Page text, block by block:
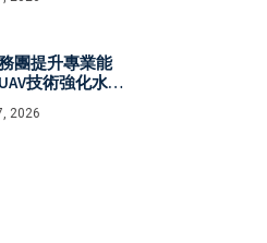
團提升專業能
技術強化水保
2026